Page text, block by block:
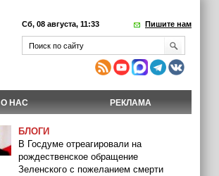
Сб, 08 августа, 11:33 Пишите нам
О НАС РЕКЛАМА
БЛОГИ
В Госдуме отреагировали на
рождественское обращение
Зеленского с пожеланием смерти